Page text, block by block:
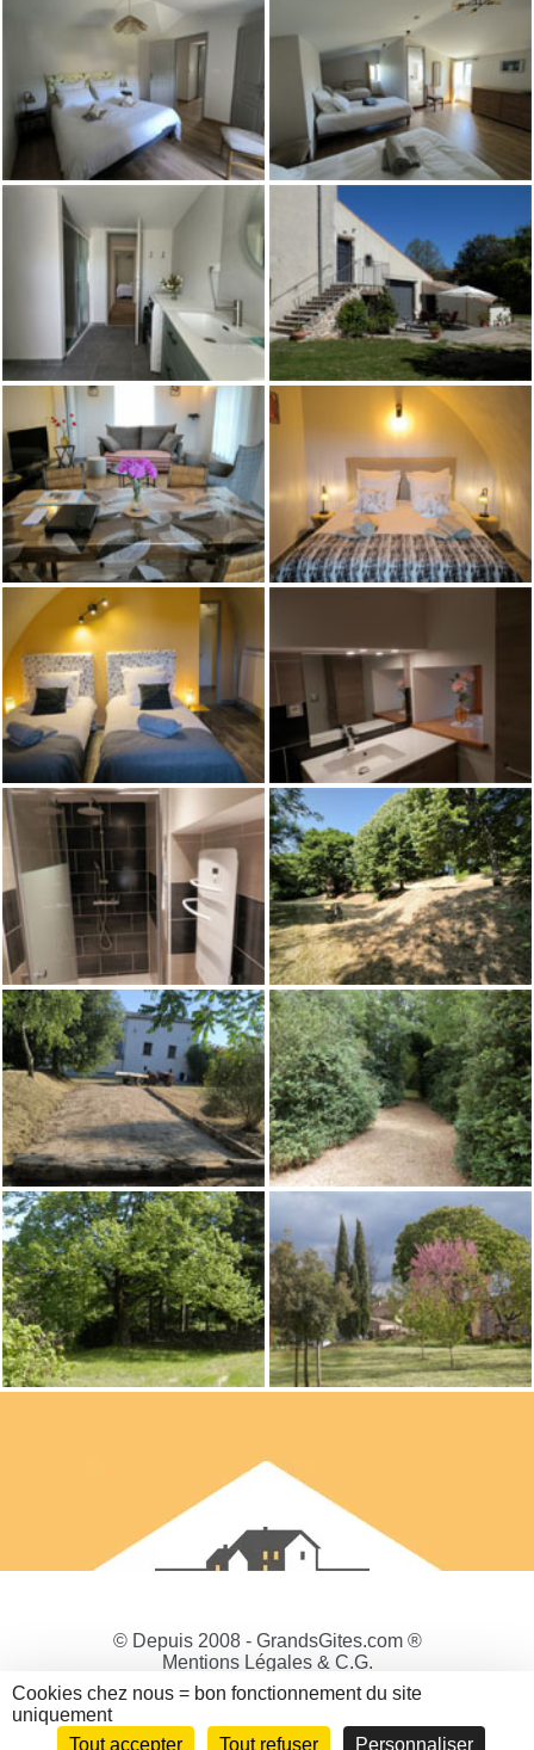
© Depuis 2008 - GrandsGites.com ®
Mentions Légales & C.G.
Politique de Confidentialité
Gestion des cookies
Cookies chez nous = bon fonctionnement du site
uniquement
Tout accepter
Tout refuser Personnaliser